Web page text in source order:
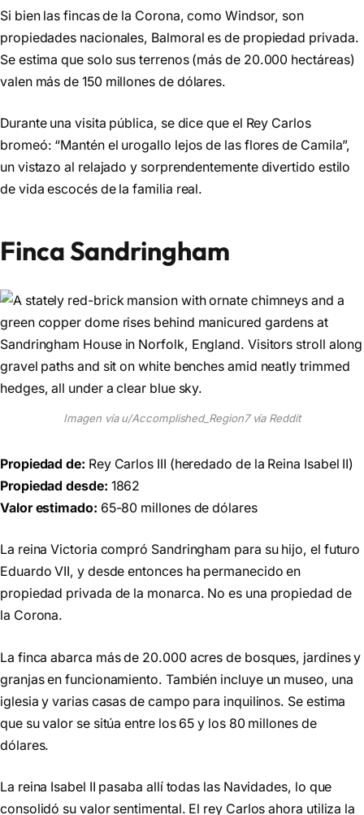
Si bien las fincas de la Corona, como Windsor, son
propiedades nacionales, Balmoral es de propiedad privada.
Se estima que solo sus terrenos (más de 20.000 hectáreas)
valen más de 150 millones de dólares.
Durante una visita pública, se dice que el Rey Carlos
bromeó: “Mantén el urogallo lejos de las flores de Camila”,
un vistazo al relajado y sorprendentemente divertido estilo
de vida escocés de la familia real.
Finca Sandringham
Imagen vía u/Accomplished_Region7 vía Reddit
Propiedad de: Rey Carlos III (heredado de la Reina Isabel II)
Propiedad desde: 1862
Valor estimado: 65-80 millones de dólares
La reina Victoria compró Sandringham para su hijo, el futuro
Eduardo VII, y desde entonces ha permanecido en
propiedad privada de la monarca. No es una propiedad de
la Corona.
La finca abarca más de 20.000 acres de bosques, jardines y
granjas en funcionamiento. También incluye un museo, una
iglesia y varias casas de campo para inquilinos. Se estima
que su valor se sitúa entre los 65 y los 80 millones de
dólares.
La reina Isabel II pasaba allí todas las Navidades, lo que
consolidó su valor sentimental. El rey Carlos ahora utiliza la